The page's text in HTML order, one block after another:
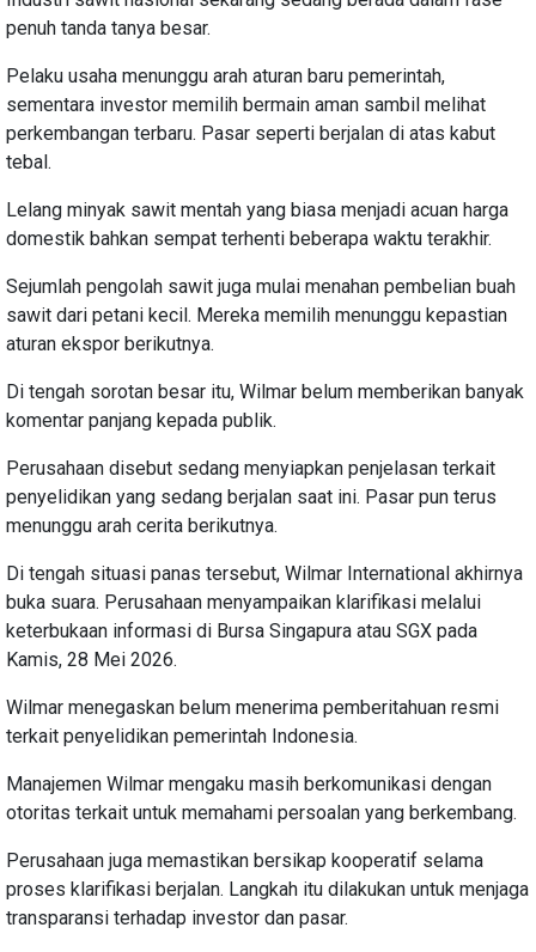
penuh tanda tanya besar.
Pelaku usaha menunggu arah aturan baru pemerintah,
sementara investor memilih bermain aman sambil melihat
perkembangan terbaru. Pasar seperti berjalan di atas kabut
tebal.
Lelang minyak sawit mentah yang biasa menjadi acuan harga
domestik bahkan sempat terhenti beberapa waktu terakhir.
Sejumlah pengolah sawit juga mulai menahan pembelian buah
sawit dari petani kecil. Mereka memilih menunggu kepastian
aturan ekspor berikutnya.
Di tengah sorotan besar itu, Wilmar belum memberikan banyak
komentar panjang kepada publik.
Perusahaan disebut sedang menyiapkan penjelasan terkait
penyelidikan yang sedang berjalan saat ini. Pasar pun terus
menunggu arah cerita berikutnya.
Di tengah situasi panas tersebut, Wilmar International akhirnya
buka suara. Perusahaan menyampaikan klarifikasi melalui
keterbukaan informasi di Bursa Singapura atau SGX pada
Kamis, 28 Mei 2026.
Wilmar menegaskan belum menerima pemberitahuan resmi
terkait penyelidikan pemerintah Indonesia.
Manajemen Wilmar mengaku masih berkomunikasi dengan
otoritas terkait untuk memahami persoalan yang berkembang.
Perusahaan juga memastikan bersikap kooperatif selama
proses klarifikasi berjalan. Langkah itu dilakukan untuk menjaga
transparansi terhadap investor dan pasar.